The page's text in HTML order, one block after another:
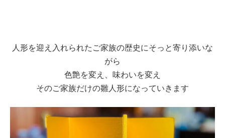
人形を迎え入れられたご家族の歴史にそっと寄り添いな
がら
色艶を変え、味わいを変え
そのご家族だけの雛人形になっていきます